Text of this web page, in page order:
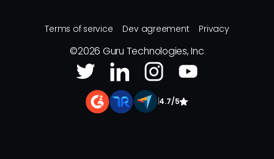
Terms of service Dev agreement Privacy
©2026 Guru Technologies, Inc
4.7/5